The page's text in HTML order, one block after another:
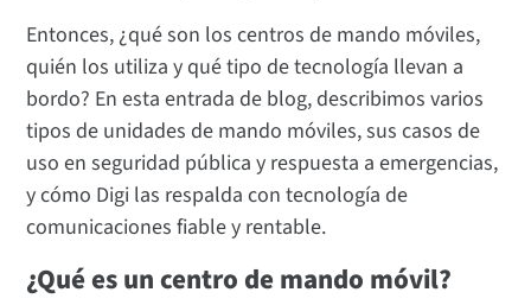
Entonces, ¿qué son los centros de mando móviles,
quién los utiliza y qué tipo de tecnología llevan a
bordo? En esta entrada de blog, describimos varios
tipos de unidades de mando móviles, sus casos de
uso en seguridad pública y respuesta a emergencias,
y cómo Digi las respalda con tecnología de
comunicaciones fiable y rentable.
¿Qué es un centro de mando móvil?